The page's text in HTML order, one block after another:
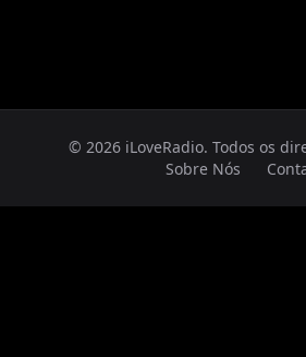
© 2026 iLoveRadio. Todos os
Sobre Nós